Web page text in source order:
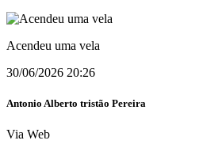
Acendeu uma vela
30/06/2026 20:26
Antonio Alberto tristão Pereira
Via Web